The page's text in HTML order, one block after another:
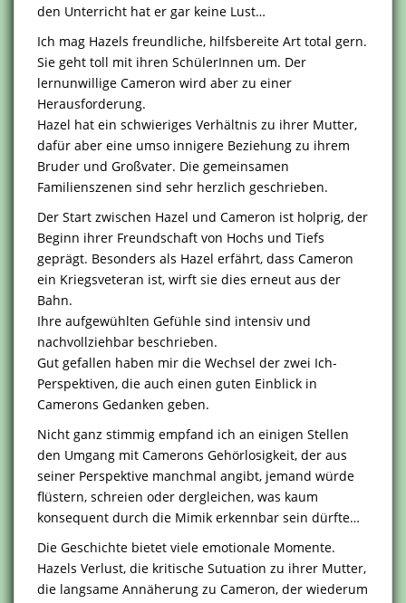
den Unterricht hat er gar keine Lust…
Ich mag Hazels freundliche, hilfsbereite Art total gern.
Sie geht toll mit ihren SchülerInnen um. Der
lernunwillige Cameron wird aber zu einer
Herausforderung.
Hazel hat ein schwieriges Verhältnis zu ihrer Mutter,
dafür aber eine umso innigere Beziehung zu ihrem
Bruder und Großvater. Die gemeinsamen
Familienszenen sind sehr herzlich geschrieben.
Der Start zwischen Hazel und Cameron ist holprig, der
Beginn ihrer Freundschaft von Hochs und Tiefs
geprägt. Besonders als Hazel erfährt, dass Cameron
ein Kriegsveteran ist, wirft sie dies erneut aus der
Bahn.
Ihre aufgewühlten Gefühle sind intensiv und
nachvollziehbar beschrieben.
Gut gefallen haben mir die Wechsel der zwei Ich-
Perspektiven, die auch einen guten Einblick in
Camerons Gedanken geben.
Nicht ganz stimmig empfand ich an einigen Stellen
den Umgang mit Camerons Gehörlosigkeit, der aus
seiner Perspektive manchmal angibt, jemand würde
flüstern, schreien oder dergleichen, was kaum
konsequent durch die Mimik erkennbar sein dürfte…
Die Geschichte bietet viele emotionale Momente.
Hazels Verlust, die kritische Sutuation zu ihrer Mutter,
die langsame Annäherung zu Cameron, der wiederum